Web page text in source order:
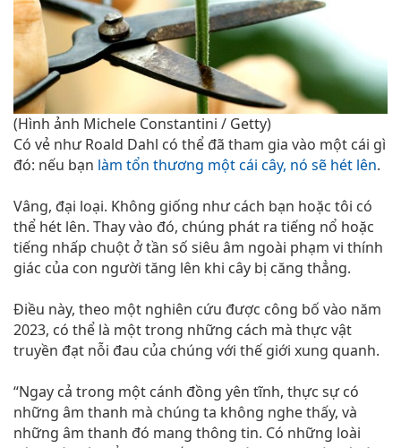
(Hình ảnh Michele Constantini / Getty)
Có vẻ như Roald Dahl có thể đã tham gia vào một cái gì
đó: nếu bạn làm tổn thương một cái cây, nó sẽ hét lên.
Vâng, đại loại. Không giống như cách bạn hoặc tôi có
thể hét lên. Thay vào đó, chúng phát ra tiếng nổ hoặc
tiếng nhấp chuột ở tần số siêu âm ngoài phạm vi thính
giác của con người tăng lên khi cây bị căng thẳng.
Điều này, theo một nghiên cứu được công bố vào năm
2023, có thể là một trong những cách mà thực vật
truyền đạt nỗi đau của chúng với thế giới xung quanh.
“Ngay cả trong một cánh đồng yên tĩnh, thực sự có
những âm thanh mà chúng ta không nghe thấy, và
những âm thanh đó mang thông tin. Có những loài